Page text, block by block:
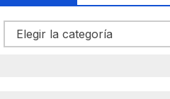
Categorías